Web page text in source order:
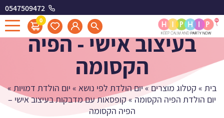
0547509472
0
קופסאות עם מדבקות
בעיצוב אישי - הפיה
הקסומה
בית » קטלוג מוצרים»יום הולדת לפי נושא » יום הולדת דמויות»
יום הולדת הפיה הקסומה » קופסאות עם מדבקות בעיצוב אישי –
הפיה הקסומה